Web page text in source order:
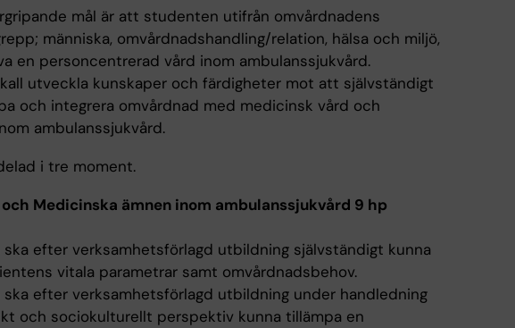
mål är att studenten utifrån omvårdnadens
människa, omvårdnadshandling/relation, hälsa och miljö,
en personcentrerad vård inom ambulanssjukvård.
utveckla kunskaper och färdigheter mot att självständigt
och integrera omvårdnad med medicinsk vård och
ambulanssjukvård.
i tre moment.
Medicinska ämnen inom ambulanssjukvård 9 hp
efter verksamhetsförlagd utbildning självständigt kunna
vitala parametrar samt omvårdnadsbehov.
efter verksamhetsförlagd utbildning under handledning
och sociokulturellt perspektiv kunna tillämpa en